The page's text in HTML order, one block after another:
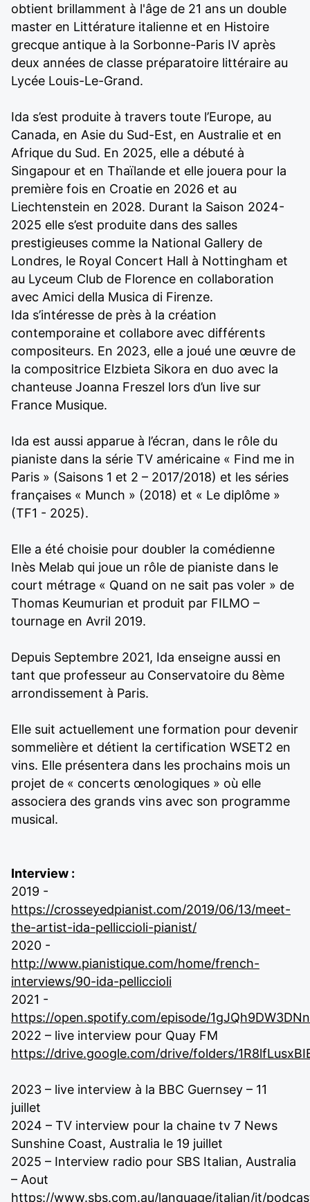
obtient brillamment à l'âge de 21 ans un double
master en Littérature italienne et en Histoire
grecque antique à la Sorbonne-Paris IV après
deux années de classe préparatoire littéraire au
Lycée Louis-Le-Grand.
Ida s’est produite à travers toute l’Europe, au
Canada, en Asie du Sud-Est, en Australie et en
Afrique du Sud. En 2025, elle a débuté à
Singapour et en Thaïlande et elle jouera pour la
première fois en Croatie en 2026 et au
Liechtenstein en 2028. Durant la Saison 2024-
2025 elle s’est produite dans des salles
prestigieuses comme la National Gallery de
Londres, le Royal Concert Hall à Nottingham et
au Lyceum Club de Florence en collaboration
avec Amici della Musica di Firenze.
Ida s’intéresse de près à la création
contemporaine et collabore avec différents
compositeurs. En 2023, elle a joué une œuvre de
la compositrice Elzbieta Sikora en duo avec la
chanteuse Joanna Freszel lors d’un live sur
France Musique.
Ida est aussi apparue à l’écran, dans le rôle du
pianiste dans la série TV américaine « Find me in
Paris » (Saisons 1 et 2 – 2017/2018) et les séries
françaises « Munch » (2018) et « Le diplôme »
(TF1 - 2025).
Elle a été choisie pour doubler la comédienne
Inès Melab qui joue un rôle de pianiste dans le
court métrage « Quand on ne sait pas voler » de
Thomas Keumurian et produit par FILMO –
tournage en Avril 2019.
Depuis Septembre 2021, Ida enseigne aussi en
tant que professeur au Conservatoire du 8ème
arrondissement à Paris.
Elle suit actuellement une formation pour devenir
sommelière et détient la certification WSET2 en
vins. Elle présentera dans les prochains mois un
projet de « concerts œnologiques » où elle
associera des grands vins avec son programme
musical.
Interview :
2019 -
https://crosseyedpianist.com/2019/06/13/meet-
the-artist-ida-pelliccioli-pianist/
2020 -
http://www.pianistique.com/home/french-
interviews/90-ida-pelliccioli
2021 -
https://open.spotify.com/episode/
2022 – live interview pour Quay FM
https://drive.google.com/drive/folders/
2023 – live interview à la BBC Guernsey – 11
juillet
2024 – TV interview pour la chaine tv 7 News
Sunshine Coast, Australia le 19 juillet
2025 – Interview radio pour SBS Italian, Australia
– Aout
https://www.sbs.com.au/language/italian/it/